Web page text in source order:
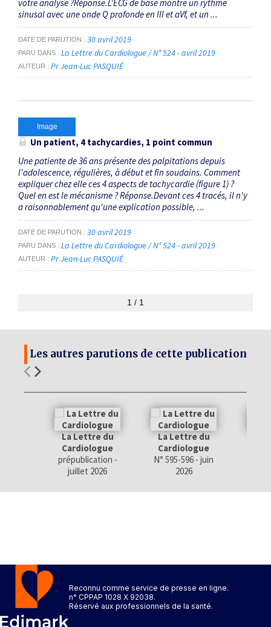
votre analyse ?Réponse.L'ECG de base montre un rythme
sinusal avec une onde Q profonde en III et aVf, et un ...
DATE DE PARUTION 30 avril 2019
PARU DANS La Lettre du Cardiologue / N° 524 - avril 2019
AUTEUR Pr Jean-Luc PASQUIÉ
Image
Un patient, 4 tachycardies, 1 point commun
Une patiente de 36 ans présente des palpitations depuis
l'adolescence, régulières, à début et fin soudains. Comment
expliquer chez elle ces 4 aspects de tachycardie (figure 1) ?
Quel en est le mécanisme ? Réponse.Devant ces 4 tracés, il n'y
a raisonnablement qu'une explication possible, ...
DATE DE PARUTION 30 avril 2019
PARU DANS La Lettre du Cardiologue / N° 524 - avril 2019
AUTEUR Pr Jean-Luc PASQUIÉ
1 / 1
Les autres parutions de cette publication
La Lettre du
Cardiologue
prépublication -
juillet 2026
La Lettre du
Cardiologue
N° 595-596 - juin
2026
Reconnu comme service de presse en ligne.
n° CPPAP 1028 X 92038.
Réservé aux professionnels de la santé.